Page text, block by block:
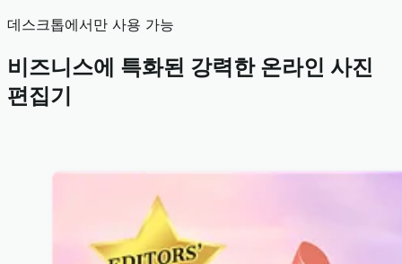
데스크톱에서만 사용 가능
비즈니스에 특화된 강력한 온라인 사진
편집기